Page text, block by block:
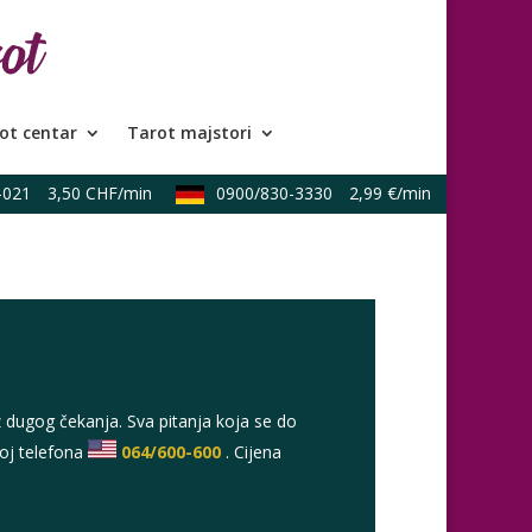
centar Tarot majstori
3,50 CHF/min 0900/830-3330 2,99 €/min
čekanja. Sva pitanja koja se do
telefona
064/600-600 . Cijena